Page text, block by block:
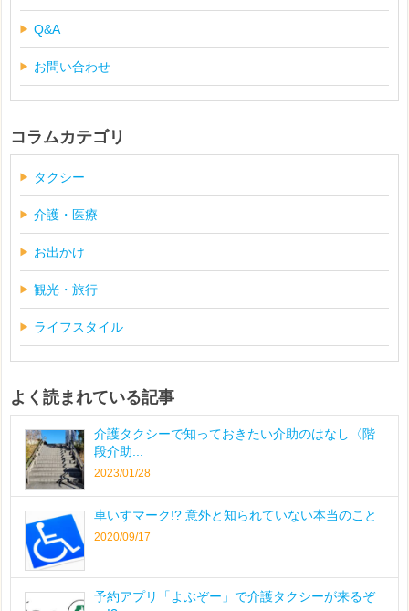
Q&A
お問い合わせ
コラムカテゴリ
タクシー
介護・医療
お出かけ
観光・旅行
ライフスタイル
よく読まれている記事
介護タクシーで知っておきたい介助のはなし〈階
段介助...
2023/01/28
車いすマーク!? 意外と知られていない本当のこと
2020/09/17
予約アプリ「よぶぞー」で介護タクシーが来るぞ